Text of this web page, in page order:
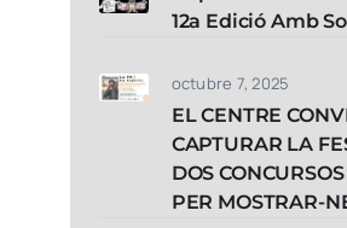
12a Edició Amb
octubre 7, 2025
EL CENTRE
CAPTURAR LA
DOS
PER MOSTRAR-